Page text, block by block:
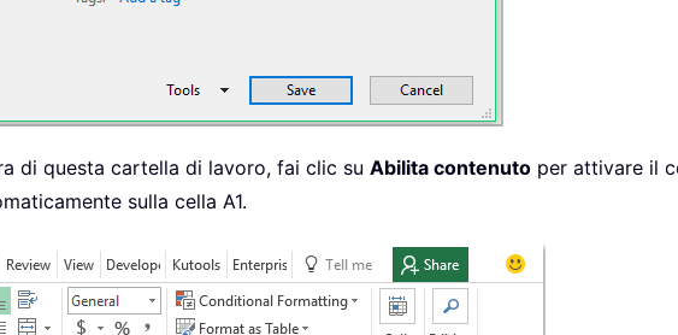
di questa cartella di lavoro, fai clic su Abilita contenuto per attivare il
sulla cella A1.